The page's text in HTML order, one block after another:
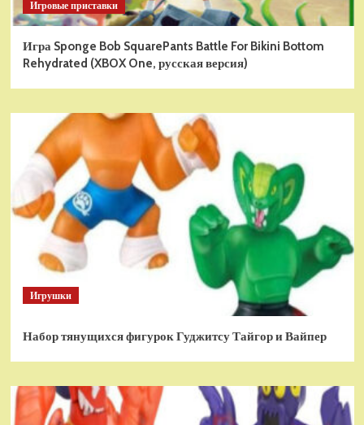
Игровые приставки
Игра Sponge Bob SquarePants Battle For Bikini Bottom
Rehydrated (XBOX One, русская версия)
Игрушки
Набор тянущихся фигурок Гуджитсу Тайгор и Вайпер